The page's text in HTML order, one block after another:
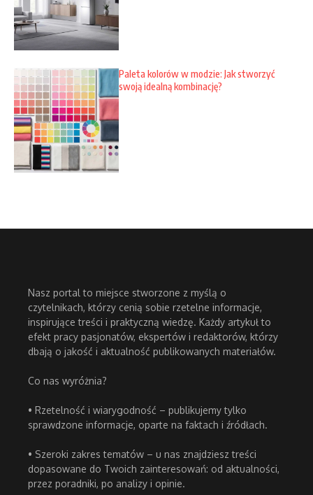
Paleta kolorów w modzie: Jak stworzyć
swoją idealną kombinację?
Nasz portal to miejsce stworzone z myślą o
czytelnikach, którzy cenią sobie rzetelne informacje,
inspirujące treści i praktyczną wiedzę. Każdy artykuł to
efekt pracy pasjonatów, ekspertów i redaktorów, którzy
dbają o jakość i aktualność publikowanych materiałów.
Co nas wyróżnia?
• Rzetelność i wiarygodność – publikujemy tylko
sprawdzone informacje, oparte na faktach i źródłach.
• Szeroki zakres tematów – u nas znajdziesz treści
dopasowane do Twoich zainteresowań: od aktualności,
przez poradniki, po analizy i opinie.